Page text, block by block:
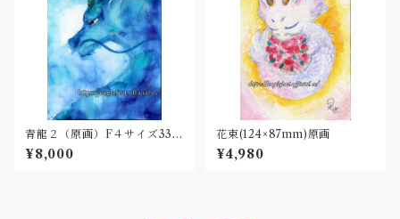
青龍２（原画）F４サイズ333
×242
¥8,000
花束(124×87mm)原画
¥4,980